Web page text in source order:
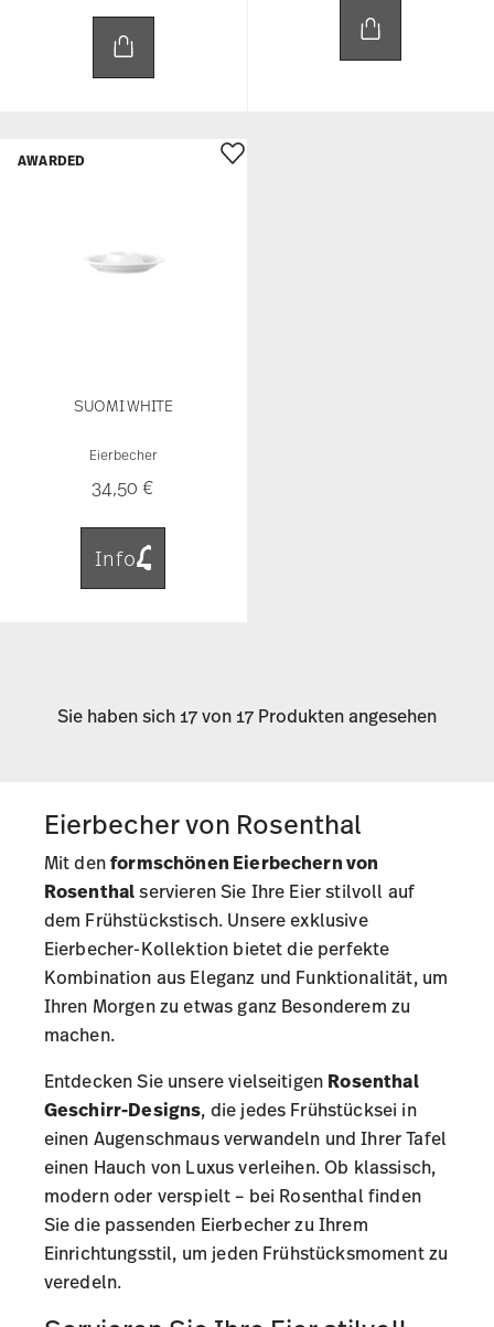
SUOMI WHITE
Eierbecher
34,50 €
Info
AWARDED
Sie haben sich 17 von 17 Produkten angesehen
Eierbecher von Rosenthal
Mit denformschönen Eierbechern von
Rosenthalservieren Sie Ihre Eier stilvoll auf
dem Frühstückstisch. Unsere exklusive
Eierbecher-Kollektion bietet die perfekte
Kombination aus Eleganz und Funktionalität, um
Ihren Morgen zu etwas ganz Besonderem zu
machen.
Entdecken Sie unsere vielseitigen Rosenthal
Geschirr-Designs, die jedes Frühstücksei in
einen Augenschmaus verwandeln und Ihrer Tafel
einen Hauch von Luxus verleihen. Ob klassisch,
modern oder verspielt – bei Rosenthal finden
Sie die passenden Eierbecher zu Ihrem
Einrichtungsstil, um jeden Frühstücksmoment zu
veredeln.